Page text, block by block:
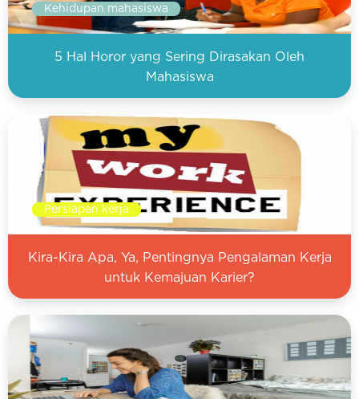
Kehidupan mahasiswa
5 Hal Horor yang Sering Dirasakan Oleh
Mahasiswa
Persiapan kerja
Kira-Kira Apa, Ya, Pentingnya Pengalaman Kerja
untuk Kemajuan Karier?